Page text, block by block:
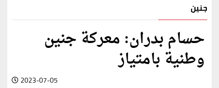
جنين
حسام بدران: معركة جنين
وطنية بامتياز
2023-07-05